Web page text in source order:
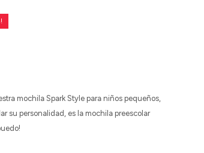
mochila Spark Style para niños pequeños,
su personalidad, es la mochila preescolar